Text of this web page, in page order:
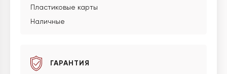
Пластиковые карты
Наличные
ГАРАНТИЯ